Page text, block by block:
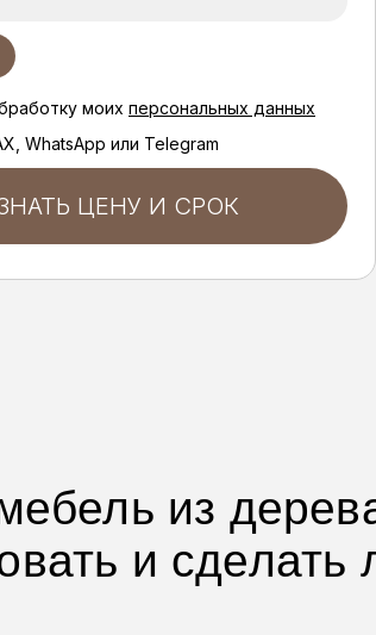
моих персональных данных
WhatsApp или Telegram
ЦЕНУ И СРОК
из
и сделать